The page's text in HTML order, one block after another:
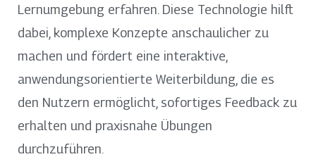
Lernumgebung erfahren. Diese Technologie hilft
dabei, komplexe Konzepte anschaulicher zu
machen und fördert eine interaktive,
anwendungsorientierte Weiterbildung, die es
den Nutzern ermöglicht, sofortiges Feedback zu
erhalten und praxisnahe Übungen
durchzuführen.